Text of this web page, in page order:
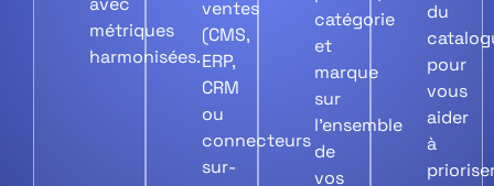
métriques
harmonisées.
ventes
(CMS,
ERP,
CRM
ou
connecteurs
sur-
catégorie
et
marque
sur
l’ensemble
de
vos
du
pour
vous
aider
à